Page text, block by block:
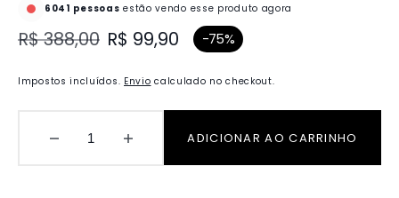
6041 pessoas estão vendo esse produto agora
Preço
venda
Preço
R$ 388,00 R$ 99,90 -75%
Impostos incluídos. Envio calculado no checkout.
Diminuir
Aumentar
quantidade
ADICIONAR AO CARRINHO